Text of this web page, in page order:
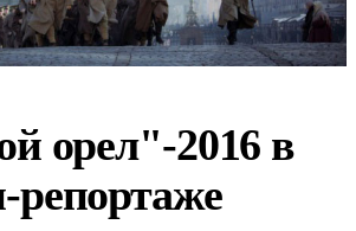
орел"-2016 в
репортаже